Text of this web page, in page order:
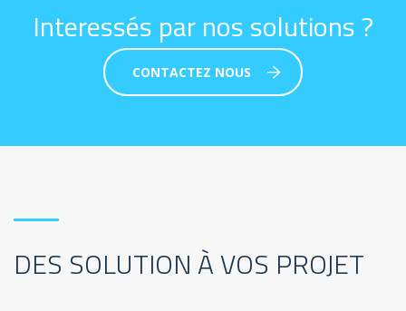
Interessés par nos solutions ?
CONTACTEZ NOUS
DES SOLUTION À VOS PROJET